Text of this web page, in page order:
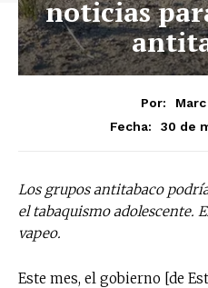
noticias
Por:
Fecha:
30 de
Los grupos antitabaco
el tabaquismo adolescente.
vapeo.
Este mes, el gobierno [de